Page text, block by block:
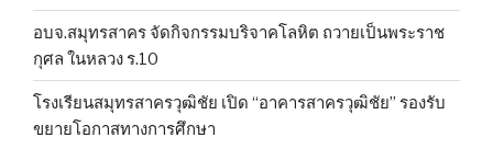
อบจ.สมุทรสาคร จัดกิจกรรมบริจาคโลหิต ถวายเป็นพระราช
กุศล ในหลวง ร.10
โรงเรียนสมุทรสาครวุฒิชัย เปิด “อาคารสาครวุฒิชัย” รองรับ
ขยายโอกาสทางการศึกษา